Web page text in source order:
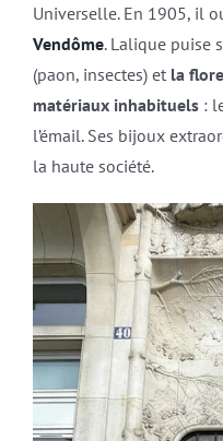
Universelle. En 1905, il
Vendôme. Lalique puise
(paon, insectes) et la
matériaux inhabituels:
l’émail. Ses bijoux
la haute société.